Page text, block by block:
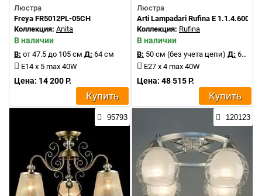
Люстра
Freya FR5012PL-05CH
Коллекция: Anita
В наличии
В: от 47.5 до 105 см Д: 64 см
E14 x 5 max 40W
Цена: 14 200 Р.
Купить
Люстра
Arti Lampadari Rufina E 1.1.4.600 W
Коллекция: Rufina
В наличии
В: 50 см (без учета цепи) Д: 68 см
E27 x 4 max 40W
Цена: 48 515 Р.
Купить
95793 120123